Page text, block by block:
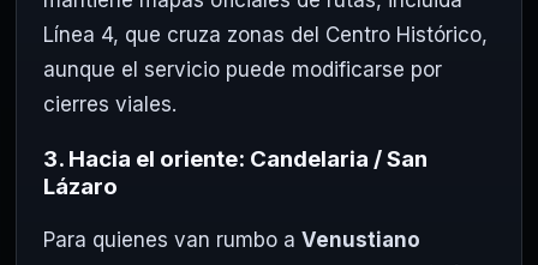
Línea 4, que cruza zonas del Centro Histórico,
aunque el servicio puede modificarse por
cierres viales.
3. Hacia el oriente: Candelaria / San
Lázaro
Para quienes van rumbo a Venustiano